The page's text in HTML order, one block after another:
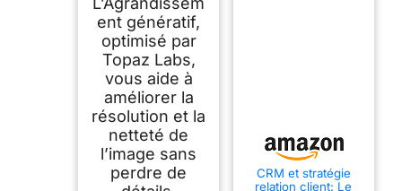
ent génératif,
optimisé par
Topaz Labs,
vous aide à
améliorer la
résolution et la
netteté de
l’image sans
perdre de
CRM et stratégie
relation client: Le